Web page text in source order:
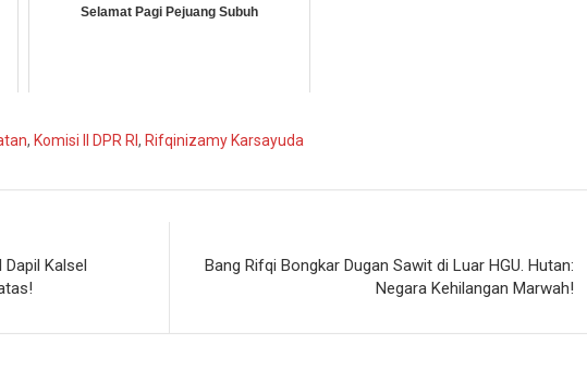
Selamat Pagi Pejuang Subuh
, Komisi II DPR RI, Rifqinizamy Karsayuda
Kalsel
Bang Rifqi Bongkar Dugan Sawit di Luar HGU. Hutan:
Negara Kehilangan Marwah!